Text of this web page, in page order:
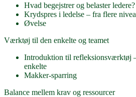
Hvad begejstrer og belaster ledere?
Krydspres i ledelse – fra flere
Øvelse
Værktøj til den enkelte og teamet
Introduktion til refleksionsværktøj
enkelte
Makker-sparring
Balance mellem krav og ressourcer